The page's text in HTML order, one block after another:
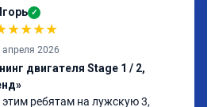
✓
★★★★
апреля 2026
двигателя Stage 1 / 2,
этим ребятам на лужскую 3,